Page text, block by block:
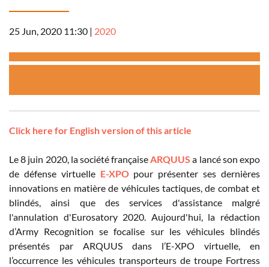
25 Jun, 2020 11:30 | 2020
Click here for English version of this article
Le 8 juin 2020, la société françaiseARQUUS a lancé son expo
de défense virtuelle E-XPOpour présenter ses dernières
innovations en matière de véhicules tactiques, de combat et
blindés, ainsi que des services d'assistance malgré
l'annulation d'Eurosatory 2020. Aujourd'hui, la rédaction
d’Army Recognition se focalise sur les véhicules blindés
présentés par ARQUUS dans l’E-XPO virtuelle, en
l’occurrence les véhicules transporteurs de troupe Fortress